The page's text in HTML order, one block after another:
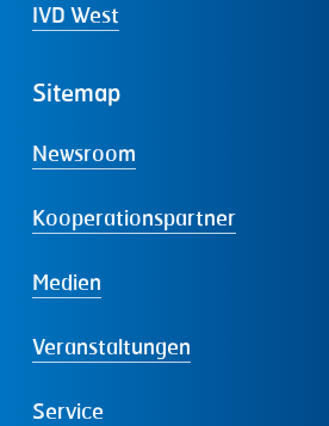
IVD West
Sitemap
Newsroom
Kooperationspartner
Medien
Veranstaltungen
Service